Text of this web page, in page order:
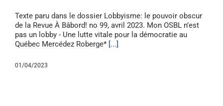
Texte paru dans le dossier Lobbyisme: le pouvoir obscur
de la Revue À Bâbord! no 99, avril 2023. Mon OSBL n’est
pas un lobby - Une lutte vitale pour la démocratie au
Québec Mercédez Roberge* [...]
01/04/2023